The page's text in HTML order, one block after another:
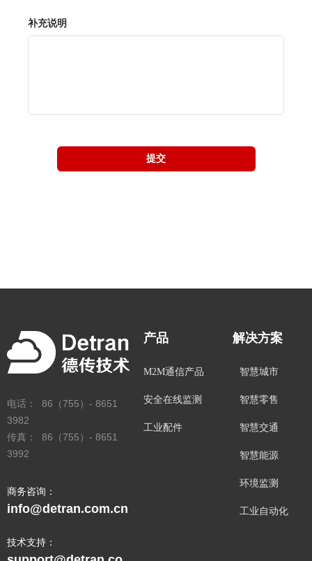
补充说明
提交
电话： 86（755）- 8651
3982
传真： 86（755）- 8651
3992
商务咨询：
info@detran.com.cn
技术支持：
产品
M2M通信产品
安全在线监测
工业配件
智慧城市
智慧零售
智慧交通
智慧能源
环境监测
工业自动化
解决方案